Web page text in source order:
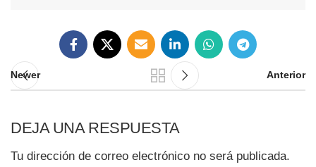
Newer Anterior
DEJA UNA RESPUESTA
Tu dirección de correo electrónico no será publicada.